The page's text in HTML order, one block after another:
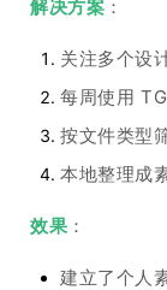
解决方案 ：
关注多个设
每周使用
按文件类型
本地整理成
效果 ：
建立了个人